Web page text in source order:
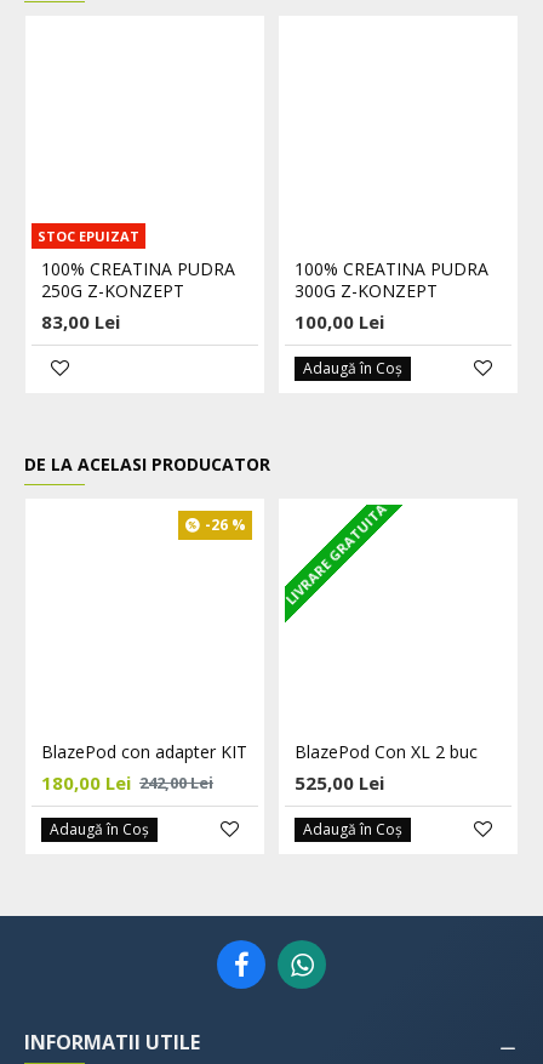
STOC EPUIZAT
100% CREATINA PUDRA
250G Z-KONZEPT
83,00 Lei
100% CREATINA PUDRA
300G Z-KONZEPT
100,00 Lei
Adaugă în Coş
DE LA ACELASI PRODUCATOR
-26 %
BlazePod con adapter KIT
180,00 Lei 242,00 Lei
Adaugă în Coş
LIVRARE GRATUITA
BlazePod Con XL 2 buc
525,00 Lei
Adaugă în Coş
INFORMATII UTILE